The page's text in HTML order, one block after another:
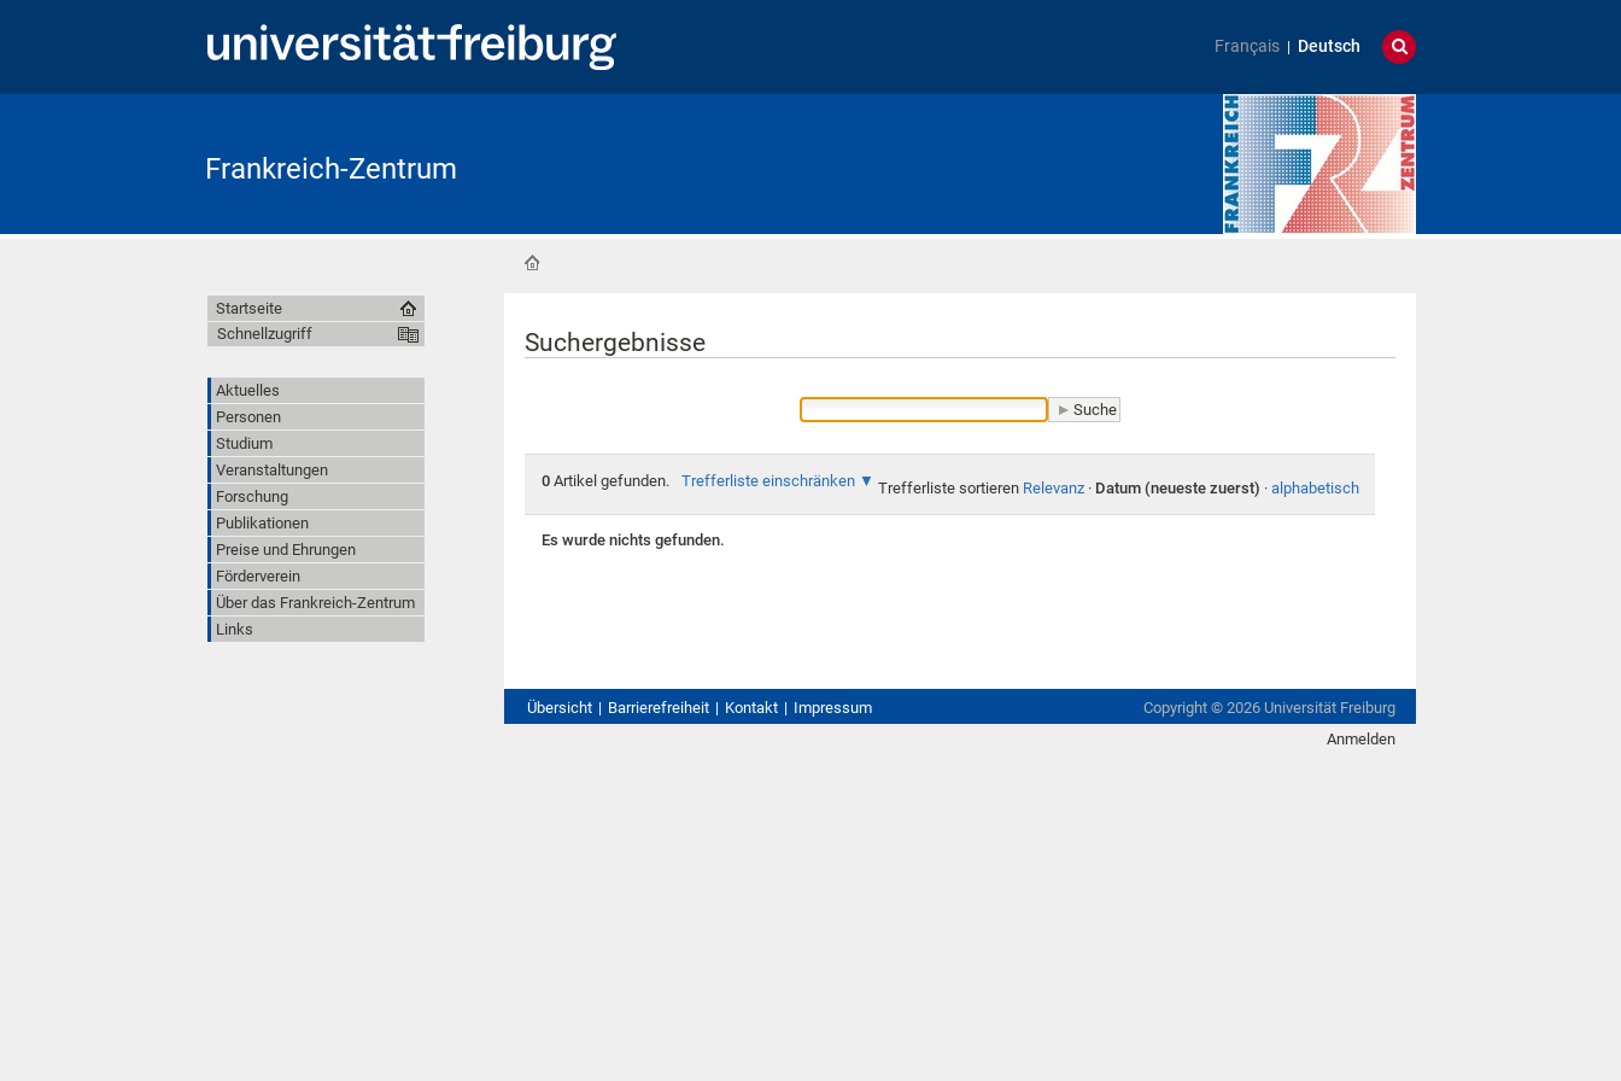
Français Deutsch
Frankreich-Zentrum
Suchergebnisse
0Artikel gefunden. Trefferliste einschränken Trefferliste sortieren Relevanz · Datum (neueste zuerst) · alphabetisch
Es wurde nichts gefunden.
Startseite
Schnellzugriff
Aktuelles
Personen
Studium
Veranstaltungen
Forschung
Publikationen
Preise und Ehrungen
Förderverein
Über das Frankreich-Zentrum
Links
Übersicht Barrierefreiheit Kontakt Impressum Copyright © 2026 Universität Freiburg
Anmelden